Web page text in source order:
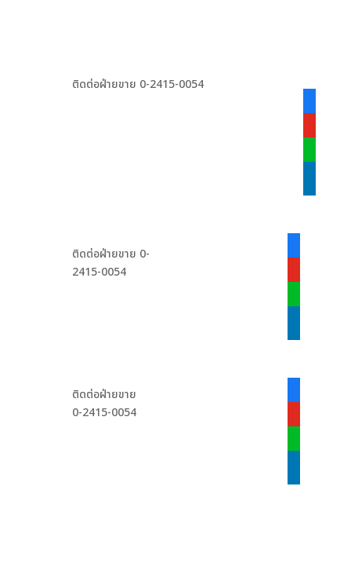
ติดต่อฝ่ายขาย 0-2415-0054
ติดต่อฝ่ายขาย 0-
2415-0054
ติดต่อฝ่ายขาย
0-2415-0054